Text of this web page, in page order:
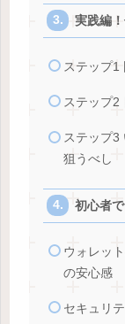
実践編
ステップ1
ステップ2
ステップ3
狙うべし
初心者
ウォレッ
の安心感
セキュリ